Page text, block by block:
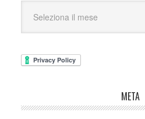
META